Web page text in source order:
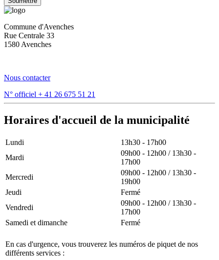
Commune d'Avenches
Rue Centrale 33
1580 Avenches
Nous contacter
N° officiel + 41 26 675 51 21
Horaires d'accueil de la municipalité
Lundi
13h30 - 17h00
Mardi
09h00 - 12h00 / 13h30 -
17h00
Mercredi
09h00 - 12h00 / 13h30 -
19h00
Jeudi
Fermé
Vendredi
09h00 - 12h00 / 13h30 -
17h00
Samedi et dimanche
Fermé
En cas d'urgence, vous trouverez les numéros de piquet de nos
différents services :